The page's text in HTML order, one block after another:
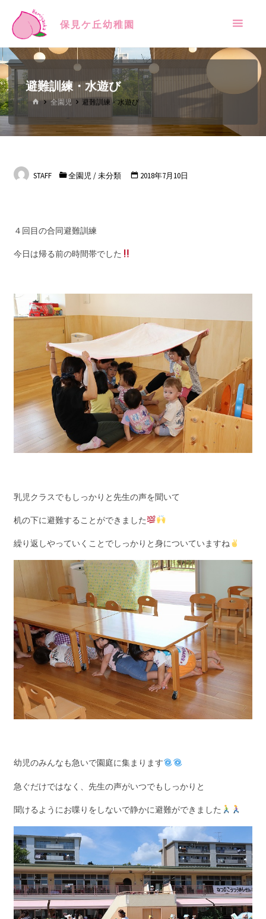
保見ケ丘幼稚園
避難訓練・水遊び
全園児 避難訓練・水遊び
STAFF 全園児 / 未分類 2018年7月10日
４回目の合同避難訓練
今日は帰る前の時間帯でした
乳児クラスでもしっかりと先生の声を聞いて
机の下に避難することができました
繰り返しやっていくことでしっかりと身についていますね
幼児のみんなも急いで園庭に集まります
急ぐだけではなく、先生の声がいつでもしっかりと
聞けるようにお喋りをしないで静かに避難ができました